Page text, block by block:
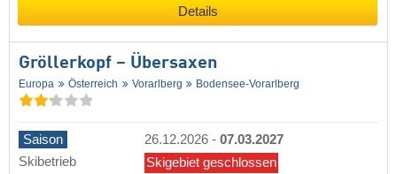
Details
Gröllerkopf – Übersaxen
Europa Österreich Vorarlberg Bodensee-Vorarlberg
Saison 26.12.2026 - 07.03.2027
Skibetrieb
Skigebiet geschlossen